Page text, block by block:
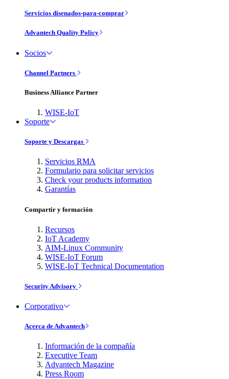
Servicios disenados-para-comprar
Advantech Quality Policy
Socios
Channel Partners
Business Alliance Partner
WISE-IoT
Soporte
Soporte y Descargas
Servicios RMA
Formulario para solicitar servicios
Check your products information
Garantías
Compartir y formación
Recursos
IoT Academy
AIM-Linux Community
WISE-IoT Forum
WISE-IoT Technical Documentation
Security Advisory
Corporativo
Acerca de Advantech
Información de la compañía
Executive Team
Advantech Magazine
Press Room